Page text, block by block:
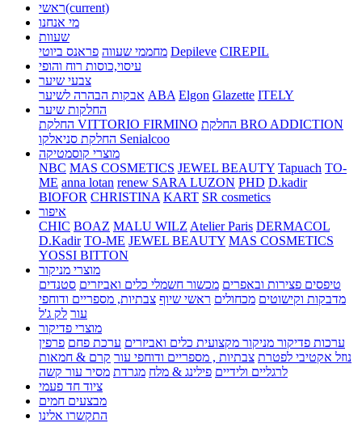
ראשי(current)
מי אנחנו
שעוות
מחממי שעווה פראנס ביוטי Depileve CIREPIL
עיסוי,כוסות רוח והופי
צבעי שיער
אבקות הבהרה לשיער ABA Elgon Glazette ITELY
החלקות שיער
החלקת VITTORIO FIRMINO
החלקת BRO ADDICTION
החלקת סניאלקו Senialcoo
מוצרי קוסמטיקה
NBC MAS COSMETICS JEWEL BEAUTY Tapuach TO-
ME anna lotan renew SARA LUZON PHD D.kadir
BIOFOR CHRISTINA KART SR cosmetics
איפור
CHIC BOAZ MALU WILZ Atelier Paris DERMACOL
D.Kadir TO-ME JEWEL BEAUTY MAS COSMETICS
YOSSI BITTON
מוצרי מניקור
טיפסים פצירות ובאפרים מכשור חשמלי כלים ואביזרים סטנדים
מדבקות וקישוטים מכחולים ראשי שיוף צבתיות, מספריים ודוחפי
עור לק ג'ל
מוצרי פדיקור
ערכות פדיקור מניקור מקצועית כלים ואביזרים ערכת פחם פרפין
נוזל אקטיבי לפטרת צבתיות , מספריים ודוחפי עור קרם & חמאות
לרגליים ולידיים פילינג & מלח מגרדת מסיר עור קשה
ציוד חד פעמי
מבצעים חמים
התקשרו אלינו